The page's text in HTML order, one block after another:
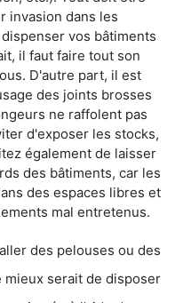
invasion dans les
vos bâtiments
il faut faire tout son
D'autre part, il est
des joints brosses
ne raffolent pas
d'exposer les stocks,
également de laisser
des bâtiments, car les
des espaces libres et
mal entretenus.
des pelouses ou des
mieux serait de disposer